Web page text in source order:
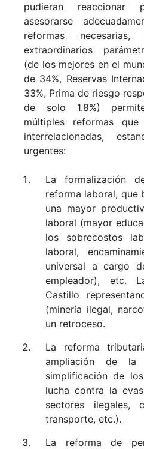
pudieran reaccionar
asesorarse
reformas
extraordinarios
(de los mejores en el
de 34%, Reservas
33%, Prima de riesgo
de solo 1.8%)
múltiples reformas
interrelacionadas,
urgentes:
La formalización
reforma laboral, que
una mayor
laboral (mayor
los sobrecostos
laboral,
universal a cargo
empleador), etc.
Castillo
(minería ilegal,
un retroceso.
La reforma
ampliación de la
simplificación de
lucha contra la
sectores ilegales,
transporte, etc.).
La reforma de